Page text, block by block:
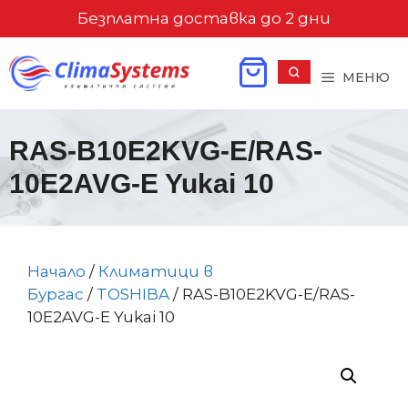
съдържанието
Безплатна доставка до 2 дни
МЕНЮ
RAS-B10E2KVG-E/RAS-
10E2AVG-E Yukai 10
Начало / Климатици в
Бургас / TOSHIBA / RAS-B10E2KVG-E/RAS-
10E2AVG-E Yukai 10